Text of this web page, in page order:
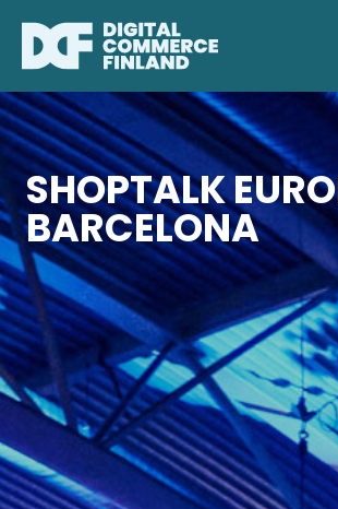
sisältöön
SHOPTALK
BARCELONA